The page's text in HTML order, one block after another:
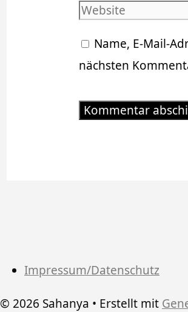
Name, E-Mail-
nächsten
Impressum/Datenschutz
© 2026 Sahanya • Erstellt mit